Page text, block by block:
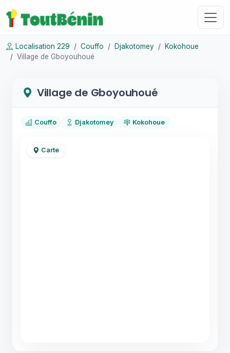
Localisation 229 Couffo Djakotomey
Kokohoue
Village de Gboyouhoué
Village de Gboyouhoué
Couffo Djakotomey Kokohoue
Carte